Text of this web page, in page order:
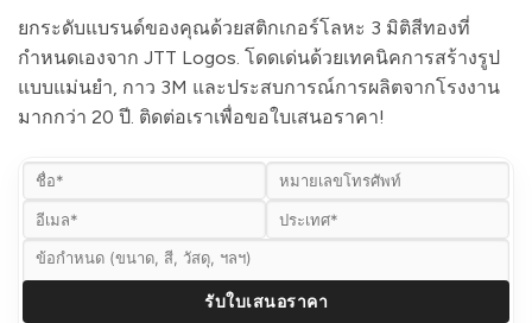
ยกระดับแบรนด์ของคุณด้วยสติกเกอร์โลหะ 3 มิติสีทองที่
กำหนดเองจาก JTT Logos. โดดเด่นด้วยเทคนิคการสร้างรูป
แบบแม่นยำ, กาว 3M และประสบการณ์การผลิตจากโรงงาน
มากกว่า 20 ปี. ติดต่อเราเพื่อขอใบเสนอราคา!